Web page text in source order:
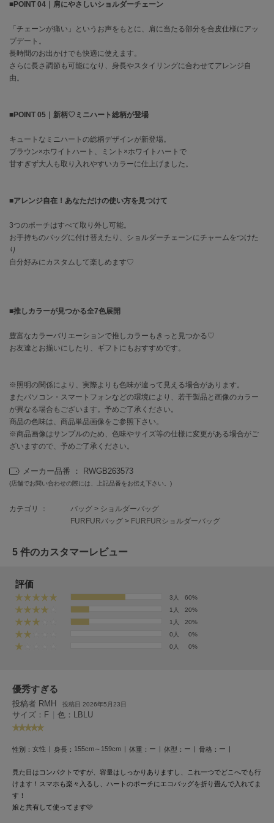
FURFUR
ファーファー
gelato pique
GELATO PIQUE CAT&DOG
gelato pique Sleep
ジェラート ピケ スリープ
グラミチ
へノン
HOKA ONEONE
LAATO
ラート
ル
ルコックスポルティフ
LILY BROWN Lingerie
リリーブラウンランジェリー
LITTLE UNION TOKYO
リトルユニオン トウキョウ
made of Organics
メイドオブオーガニクス
MICHU COQUETTE
ミースロエ
miies miim
ミーエスミーム
■POINT 04｜肩にやさしいショルダーチェーン
「チェーンが痛い」というお声をもとに、肩に当たる部分を合皮仕様にアッ
プデート。
長時間のお出かけでも快適に使えます。
さらに長さ調節も可能になり、身長やスタイリングに合わせてアレンジ自
由。
■POINT 05｜新柄♡ミニハート総柄が登場
キュートなミニハートの総柄デザインが新登場。
ブラウン×ホワイトハート、ミント×ホワイトハートで
甘すぎず大人も取り入れやすいカラーに仕上げました。
■アレンジ自在！あなただけの使い方を見つけて
3つのポーチはすべて取り外し可能。
お手持ちのバッグに付け替えたり、ショルダーチェーンにチャームをつけた
り
自分好みにカスタムして楽しめます♡
■推しカラーが見つかる全7色展開
豊富なカラーバリエーションで推しカラーもきっと見つかる♡
お友達とお揃いにしたり、ギフトにもおすすめです。
※照明の関係により、実際よりも色味が違って見える場合があります。
またパソコン・スマートフォンなどの環境により、若干製品と画像のカラー
が異なる場合もございます。予めご了承ください。
商品の色味は、商品単品画像をご参照下さい。
※商品画像はサンプルのため、色味やサイズ等の仕様に変更がある場合がご
ざいますので、予めご了承ください。
メーカー品番 ： RWGB263573
(店舗でお問い合わせの際には、上記品番をお伝え下さい。)
カテゴリ ： バッグ > ショルダーバッグ
FURFURバッグ > FURFURショルダーバッグ
5 件のカスタマーレビュー
評価
3人
60%
1人
20%
1人
20%
0人
0%
0人
0%
優秀すぎる
投稿者 RMH 投稿日 2026年5月23日
サイズ：F | 色：LBLU
性別： 女性 身長： 155cm～159cm 体重： ー 体型： ー 骨格： ー
見た目はコンパクトですが、容量はしっかりありますし、これ一つでどこへでも行
けます！スマホも楽々入るし、ハートのポーチにエコバッグを折り畳んで入れてま
す！
娘と共有して使ってます🩷